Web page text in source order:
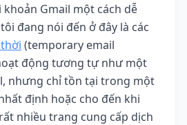
Gmail một cách dễ
đang nói đến ở đây là các
(temporary email
động tương tự như một
nhưng chỉ tồn tại trong một
định hoặc cho đến khi
nhiều trang cung cấp dịch